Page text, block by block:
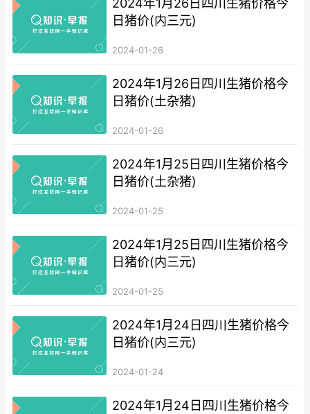
2024年1月26日四川生猪价格今
日猪价(内三元)
2024-01-26
2024年1月26日四川生猪价格今
日猪价(土杂猪)
2024-01-26
2024年1月25日四川生猪价格今
日猪价(土杂猪)
2024-01-25
2024年1月25日四川生猪价格今
日猪价(内三元)
2024-01-25
2024年1月24日四川生猪价格今
日猪价(内三元)
2024-01-24
2024年1月24日四川生猪价格今